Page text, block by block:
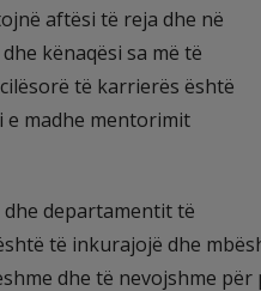
aftësi të reja dhe në
kënaqësi sa më të
të karrierës është
madhe mentorimit
dhe departamentit të
të inkurajojë dhe
dhe të nevojshme për